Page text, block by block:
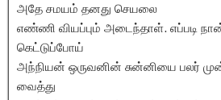
அதே சமயம் தனது செயலை
எண்ணி வியப்பும் அடைந்தாள். எப்படி
கெட்டுப்போய்
அந்நியன் ஒருவனின் சுன்னியை பலர்
வைத்து